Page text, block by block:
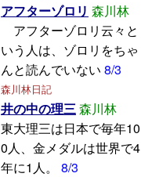
アフターゾロリ 森川林
アフターゾロリ云々と
いう人は、ゾロリをちゃ
んと読んでいない 8/3
森川林日記
井の中の理三森川林
東大理三は日本で毎年10
0人、金メダルは世界で4
年に1人。 8/3